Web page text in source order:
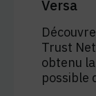
Versa
Trust
obtenu
possible